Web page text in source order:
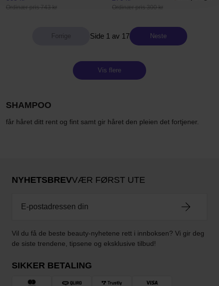
Ordinær pris 743 kr Ordinær pris 300 kr
Side 1 av 17 Neste
Vis flere
SHAMPOO
får håret ditt rent og fint samt gir håret den pleien det fortjener.
NYHETSBREVVÆR FØRST UTE
Vil du få de beste beauty-nyhetene rett i innboksen? Vi gir deg
de siste trendene, tipsene og eksklusive tilbud!
SIKKER BETALING